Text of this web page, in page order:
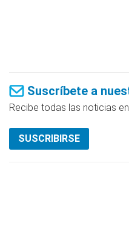
Suscríbete a
Recibe todas las noticias
SUSCRIBIRSE